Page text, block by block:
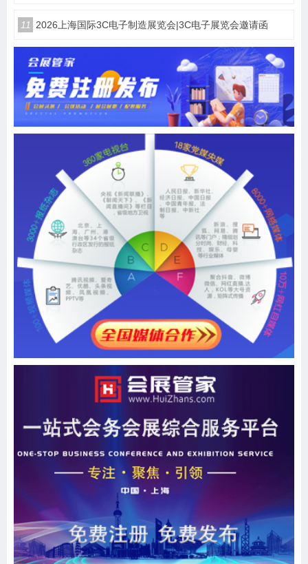
11 2026上海国际3C电子制造展览会|3C电子展览会邀请函